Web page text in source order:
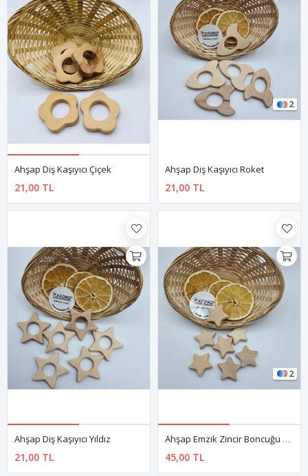
Ahşap Diş Kaşıyıcı Çiçek
21,00 TL
2
Ahşap Diş Kaşıyıcı Roket
21,00 TL
Ahşap Diş Kaşıyıcı Yıldız
21,00 TL
2
Ahşap Emzik Zincir Boncuğu Yıldız
45,00 TL